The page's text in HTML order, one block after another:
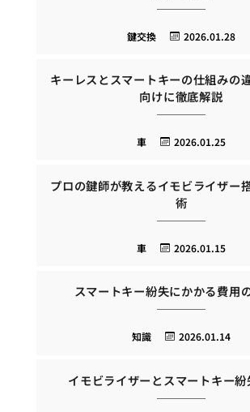
2026.01.28
鍵交換
キーレスとスマートキーの仕組みの
向けに徹底解説
2026.01.25
車
プロの鍵師が教えるイモビライザー
術
2026.01.15
車
スマートキー紛失にかかる費用
2026.01.14
知識
イモビライザーとスマートキー